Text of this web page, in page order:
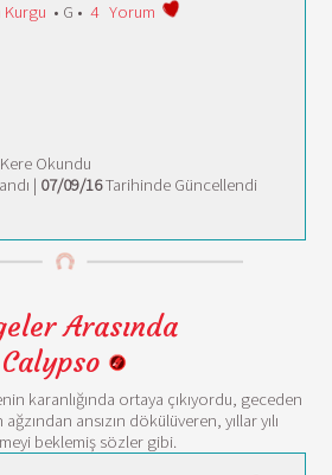
Kurgu • G • 4 Yorum
Kere Okundu
| 07/09/16Tarihinde Güncellendi
Arasında
Calypso
karanlığında ortaya çıkıyordu, geceden
ansızın dökülüveren, yıllar yılı
beklemiş sözler gibi.